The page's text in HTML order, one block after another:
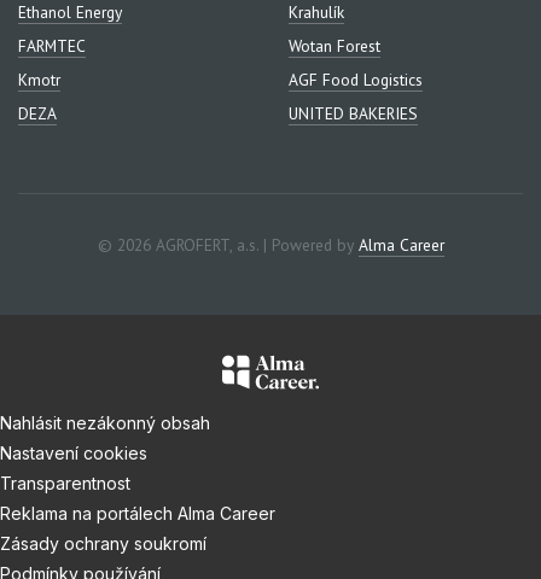
Ethanol Energy
Krahulík
FARMTEC
Wotan Forest
Kmotr
AGF Food Logistics
DEZA
UNITED BAKERIES
© 2026 AGROFERT, a.s. | Powered by Alma Career
Nahlásit nezákonný obsah
Nastavení cookies
Transparentnost
Reklama na portálech Alma Career
Zásady ochrany soukromí
Podmínky používání